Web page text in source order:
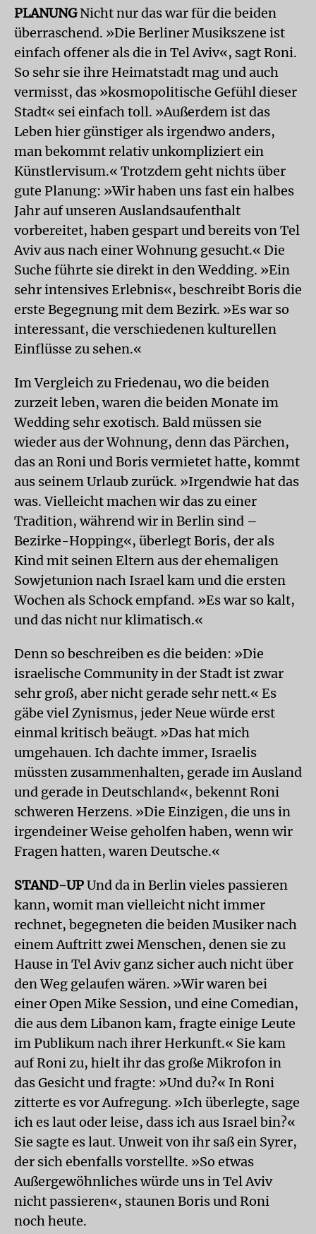
PLANUNGNicht nur das war für die beiden
überraschend. »Die Berliner Musikszene ist
einfach offener als die in Tel Aviv«, sagt Roni.
So sehr sie ihre Heimatstadt mag und auch
vermisst, das »kosmopolitische Gefühl dieser
Stadt« sei einfach toll. »Außerdem ist das
Leben hier günstiger als irgendwo anders,
man bekommt relativ unkompliziert ein
Künstlervisum.« Trotzdem geht nichts über
gute Planung: »Wir haben uns fast ein halbes
Jahr auf unseren Auslandsaufenthalt
vorbereitet, haben gespart und bereits von Tel
Aviv aus nach einer Wohnung gesucht.« Die
Suche führte sie direkt in den Wedding. »Ein
sehr intensives Erlebnis«, beschreibt Boris die
erste Begegnung mit dem Bezirk. »Es war so
interessant, die verschiedenen kulturellen
Einflüsse zu sehen.«
Im Vergleich zu Friedenau, wo die beiden
zurzeit leben, waren die beiden Monate im
Wedding sehr exotisch. Bald müssen sie
wieder aus der Wohnung, denn das Pärchen,
das an Roni und Boris vermietet hatte, kommt
aus seinem Urlaub zurück. »Irgendwie hat das
was. Vielleicht machen wir das zu einer
Tradition, während wir in Berlin sind –
Bezirke-Hopping«, überlegt Boris, der als
Kind mit seinen Eltern aus der ehemaligen
Sowjetunion nach Israel kam und die ersten
Wochen als Schock empfand. »Es war so kalt,
und das nicht nur klimatisch.«
Denn so beschreiben es die beiden: »Die
israelische Community in der Stadt ist zwar
sehr groß, aber nicht gerade sehr nett.« Es
gäbe viel Zynismus, jeder Neue würde erst
einmal kritisch beäugt. »Das hat mich
umgehauen. Ich dachte immer, Israelis
müssten zusammenhalten, gerade im Ausland
und gerade in Deutschland«, bekennt Roni
schweren Herzens. »Die Einzigen, die uns in
irgendeiner Weise geholfen haben, wenn wir
Fragen hatten, waren Deutsche.«
STAND-UPUnd da in Berlin vieles passieren
kann, womit man vielleicht nicht immer
rechnet, begegneten die beiden Musiker nach
einem Auftritt zwei Menschen, denen sie zu
Hause in Tel Aviv ganz sicher auch nicht über
den Weg gelaufen wären. »Wir waren bei
einer Open Mike Session, und eine Comedian,
die aus dem Libanon kam, fragte einige Leute
im Publikum nach ihrer Herkunft.« Sie kam
auf Roni zu, hielt ihr das große Mikrofon in
das Gesicht und fragte: »Und du?« In Roni
zitterte es vor Aufregung. »Ich überlegte, sage
ich es laut oder leise, dass ich aus Israel bin?«
Sie sagte es laut. Unweit von ihr saß ein Syrer,
der sich ebenfalls vorstellte. »So etwas
Außergewöhnliches würde uns in Tel Aviv
nicht passieren«, staunen Boris und Roni
noch heute.